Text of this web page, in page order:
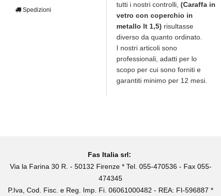
Spedizioni
tutti i nostri controlli, (Caraffa in
vetro con coperchio in
metallo lt 1,5) risultasse
diverso da quanto ordinato.
I nostri articoli sono
professionali, adatti per lo
scopo per cui sono forniti e
garantiti minimo per 12 mesi.
Fas Italia srl:
Via la Farina 30 R. - 50132 Firenze * Tel. 055-470536 - Fax 055-
474345
P.Iva, Cod. Fisc. e Reg. Imp. Fi. 06061000482 - REA: FI-596887 *